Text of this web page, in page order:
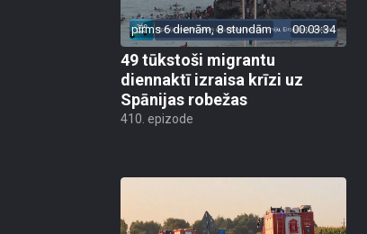
pirms 6 dienām, 8 stundām 00:03:34
49 tūkstoši migrantu
diennaktī izraisa krīzi uz
Spānijas robežas
410. epizode